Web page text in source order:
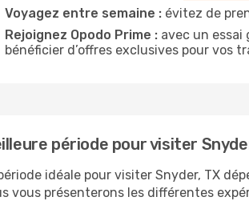
Voyagez entre semaine : évitez de
Rejoignez Opodo Prime : avec un essai
bénéficier d’offres exclusives pour vos
période pour visiter
idéale pour visiter Snyder, TX
vous présenterons les différentes